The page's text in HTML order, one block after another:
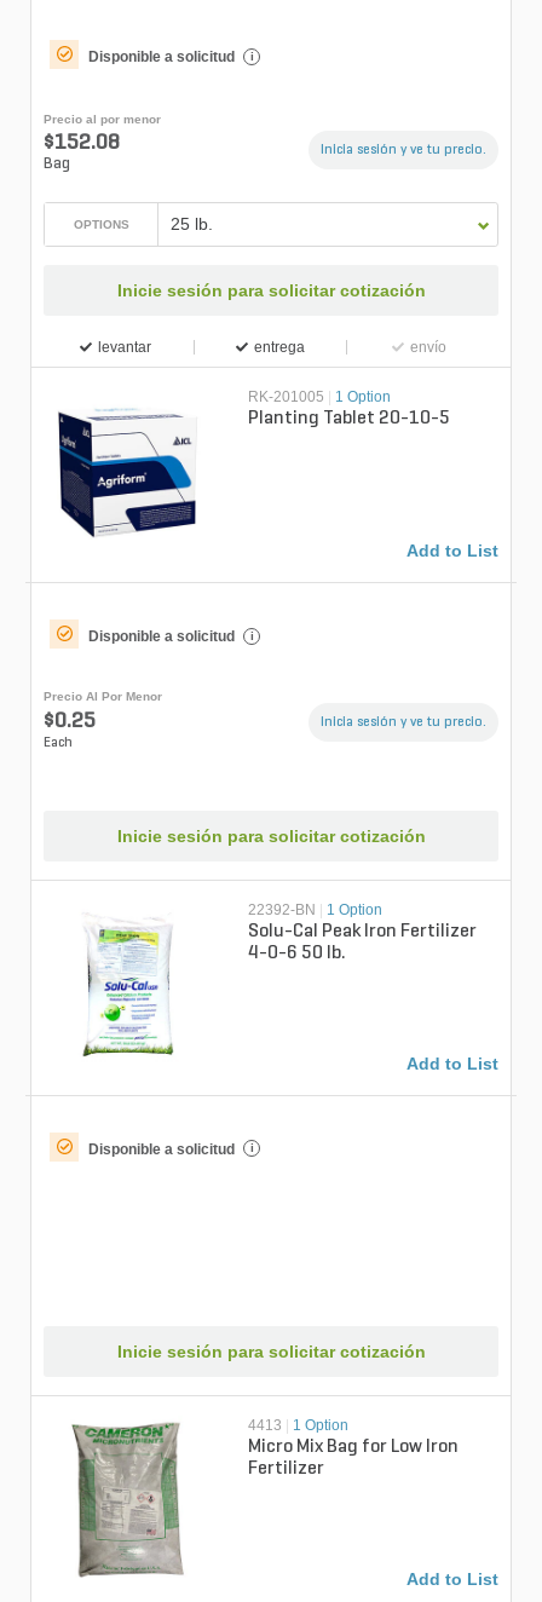
Disponible a solicitud i
Precio al por menor
$152.08
Bag
Inicia sesión y ve tu precio.
OPTIONS 25 lb.
Inicie sesión para solicitar cotización
levantar entrega envío
RK-201005 1 Option
Planting Tablet 20-10-5
Add to List
Disponible a solicitud i
Precio Al Por Menor
$0.25
Each
Inicia sesión y ve tu precio.
Inicie sesión para solicitar cotización
22392-BN | 1 Option
Solu-Cal Peak Iron Fertilizer
4-0-6 50 lb.
Add to List
Disponible a solicitud i
Inicie sesión para solicitar cotización
4413 1 Option
Micro Mix Bag for Low Iron
Fertilizer
Add to List